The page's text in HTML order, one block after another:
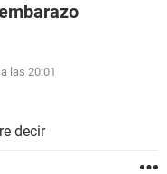
las 20:01
decir